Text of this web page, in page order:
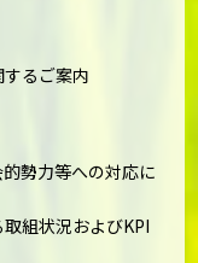
るご案内
勢力等への対応に
組状況およびKPI